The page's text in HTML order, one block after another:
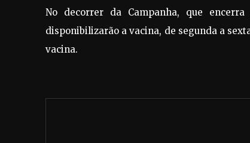
No decorrer da Campanha, que
disponibilizarão a vacina, de segunda a
vacina.